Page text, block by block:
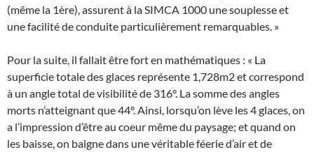
(même la 1ère), assurent à la SIMCA 1000 une souplesse et
une facilité de conduite particulièrement remarquables. »
Pour la suite, il fallait être fort en mathématiques : « La
superficie totale des glaces représente 1,728m2 et correspond
à un angle total de visibilité de 316°. La somme des angles
morts n’atteignant que 44°. Ainsi, lorsqu’on lève les 4 glaces, on
a l’impression d’être au coeur même du paysage; et quand on
les baisse, on baigne dans une véritable féerie d’air et de